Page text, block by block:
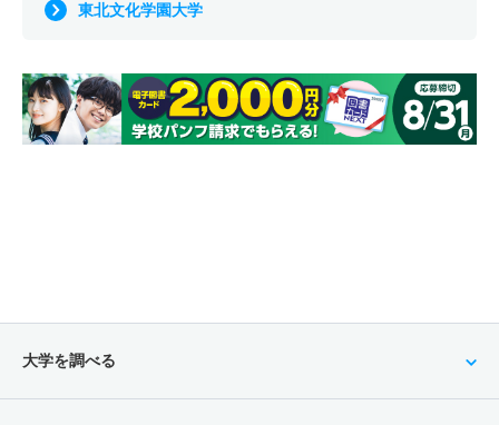
東北文化学園大学
大学を調べる